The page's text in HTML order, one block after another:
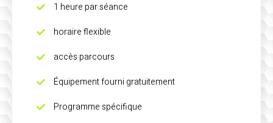
1 heure par séance
horaire flexible
accès parcours
Équipement fourni gratuitement
Programme spécifique